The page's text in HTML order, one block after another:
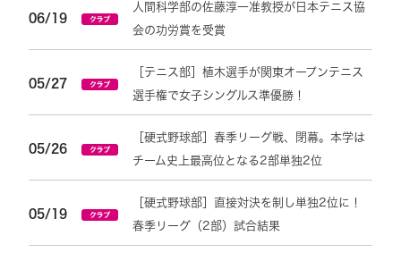
06/19
人間科学部の佐藤淳一准教授が日本テニス協
会の功労賞を受賞
05/27
［テニス部］植木選手が関東オープンテニス
選手権で女子シングルス準優勝！
05/26
［硬式野球部］春季リーグ戦、閉幕。本学は
チーム史上最高位となる2部単独2位
05/19
［硬式野球部］直接対決を制し単独2位に！
春季リーグ（2部）試合結果